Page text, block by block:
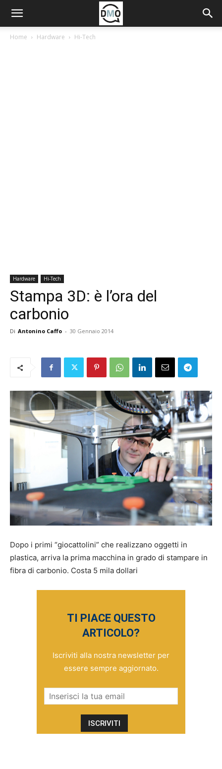
Home Hardware Hi-Tech
Hardware Hi-Tech
Stampa 3D: è l’ora del
carbonio
Di Antonino Caffo - 30 Gennaio 2014
Dopo i primi “giocattolini” che realizzano oggetti in
plastica, arriva la prima macchina in grado di stampare in
fibra di carbonio. Costa 5 mila dollari
TI PIACE QUESTO
ARTICOLO?
Iscriviti alla nostra newsletter per
essere sempre aggiornato.